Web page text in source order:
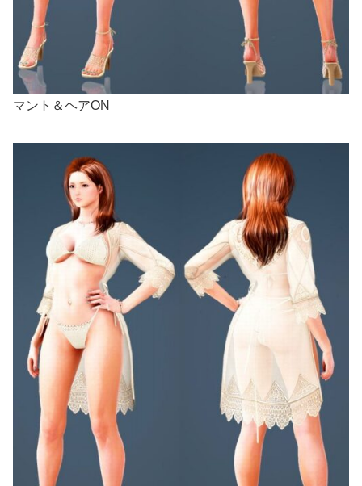
マント＆ヘアON